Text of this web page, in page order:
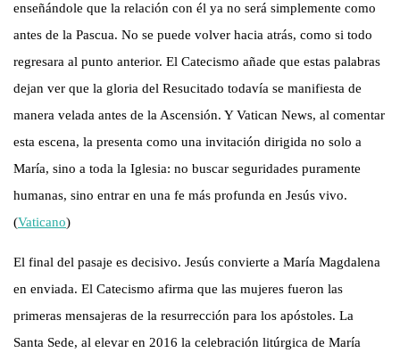
enseñándole que la relación con él ya no será simplemente como
antes de la Pascua. No se puede volver hacia atrás, como si todo
regresara al punto anterior. El Catecismo añade que estas palabras
dejan ver que la gloria del Resucitado todavía se manifiesta de
manera velada antes de la Ascensión. Y Vatican News, al comentar
esta escena, la presenta como una invitación dirigida no solo a
María, sino a toda la Iglesia: no buscar seguridades puramente
humanas, sino entrar en una fe más profunda en Jesús vivo.
(Vaticano)
El final del pasaje es decisivo. Jesús convierte a María Magdalena
en enviada. El Catecismo afirma que las mujeres fueron las
primeras mensajeras de la resurrección para los apóstoles. La
Santa Sede, al elevar en 2016 la celebración litúrgica de María